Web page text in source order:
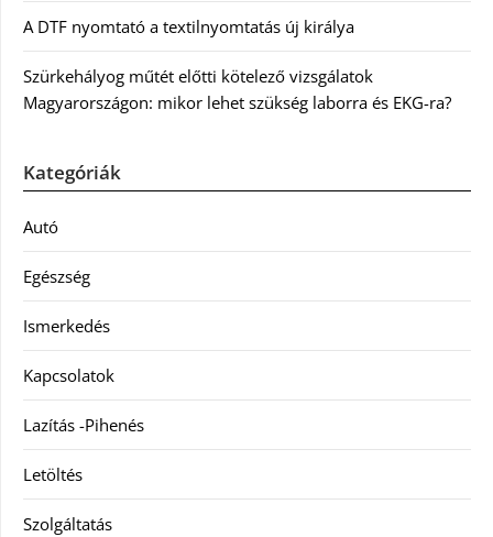
A DTF nyomtató a textilnyomtatás új királya
Szürkehályog műtét előtti kötelező vizsgálatok
Magyarországon: mikor lehet szükség laborra és EKG-ra?
Kategóriák
Autó
Egészség
Ismerkedés
Kapcsolatok
Lazítás -Pihenés
Letöltés
Szolgáltatás